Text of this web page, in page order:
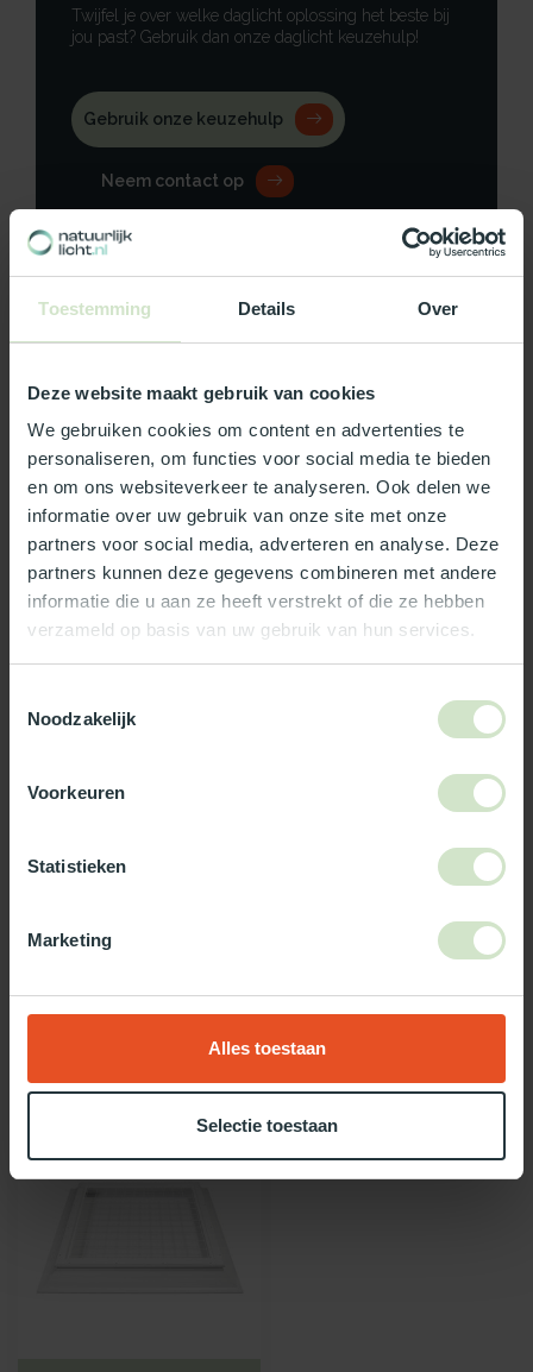
Toestemming Details Over
Deze website maakt gebruik van cookies
We gebruiken cookies om content en advertenties te
personaliseren, om functies voor social media te bieden
en om ons websiteverkeer te analyseren. Ook delen we
informatie over uw gebruik van onze site met onze
partners voor social media, adverteren en analyse. Deze
partners kunnen deze gegevens combineren met andere
informatie die u aan ze heeft verstrekt of die ze hebben
verzameld op basis van uw gebruik van hun services.
Noodzakelijk
Voorkeuren
Statistieken
Marketing
Alles toestaan
Selectie toestaan
Twijfel je over welke daglicht oplossing het beste bij
jou past? Gebruik dan onze daglicht keuzehulp!
Gebruik onze keuzehulp
Neem contact op
Specificaties
Reviews
Wat ons écht bijzonder maakt:
Officieel Skylux dealer!
Gratis bezorging in Nederland, m.u.v. de Waddeneilanden
99% uit voorraad leverbaar
3-5 werkdagen levertijd
Maak jouw bestelling compleet!
TypeError: Failed to fetch
https://www.natuurlijklicht.nl/accessoires/doorvalbeveiligings
Gebruik onze daglicht keuzehulp!
Twijfel je over welke daglicht oplossing het beste bij jou past?
Recent bekeken